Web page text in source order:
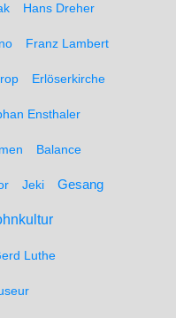
Hans Dreher
Franz Lambert
Erlöserkirche
Ensthaler
Balance
Jeki Gesang
Luthe